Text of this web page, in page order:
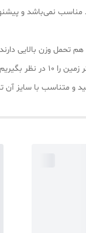
مناسب نمی‌باشد
وزن بالایی دارند
و متناسب با سایز آن